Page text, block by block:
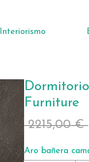
Interiorismo
Furniture
2215,00 €
Aro bañera